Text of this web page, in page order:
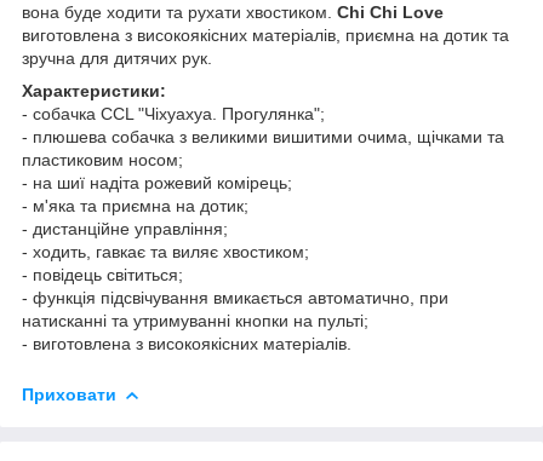
вона буде ходити та рухати хвостиком. Chi Chi Love
виготовлена з високоякісних матеріалів, приємна на дотик та
зручна для дитячих рук.
Характеристики:
- собачка CCL "Чіхуахуа. Прогулянка";
- плюшева собачка з великими вишитими очима, щічками та
пластиковим носом;
- на шиї надіта рожевий комірець;
- м'яка та приємна на дотик;
- дистанційне управління;
- ходить, гавкає та виляє хвостиком;
- повідець світиться;
- функція підсвічування вмикається автоматично, при
натисканні та утримуванні кнопки на пульті;
- виготовлена з високоякісних матеріалів.
Приховати